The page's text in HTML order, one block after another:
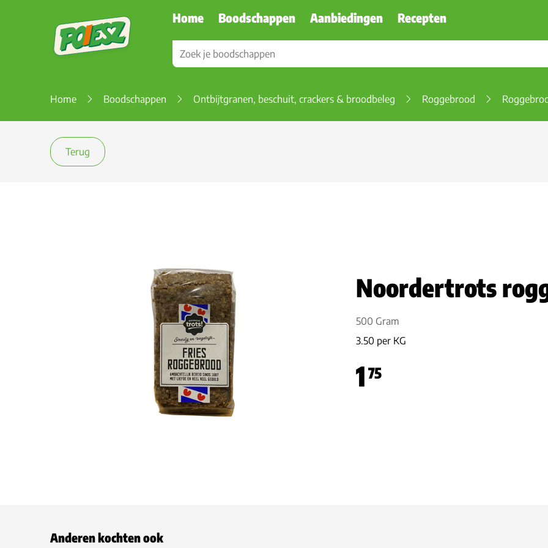
Home Boodschappen Aanbiedingen Recepten
Home Boodschappen Ontbijtgranen, beschuit, crackers & broodbeleg Roggebrood
Terug
Noordertrots
500 Gram
3.50 per KG
1 75
Anderen kochten ook